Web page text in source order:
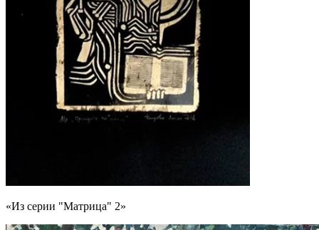
«Из серии "Матрица" 2»